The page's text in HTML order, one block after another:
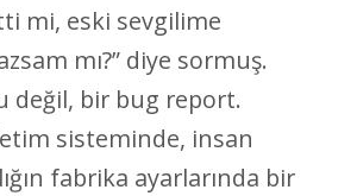
mi, eski sevgilime
mı?” diye sormuş.
değil, bir bug report.
sisteminde, insan
fabrika ayarlarında bir